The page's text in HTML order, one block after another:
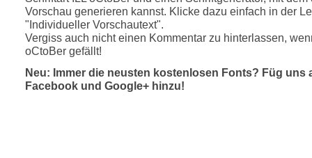
Vorschau generieren kannst. Klicke dazu einfach in der
"Individueller Vorschautext".
Vergiss auch nicht einen Kommentar zu hinterlassen,
oCtoBer gefällt!
Neu: Immer die neusten kostenlosen Fonts? Füg uns
Facebook und Google+ hinzu!